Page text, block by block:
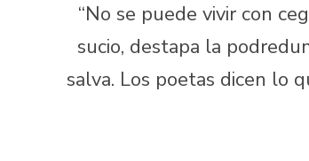
“No se puede vivir con
sucio, destapa la
salva. Los poetas dicen lo